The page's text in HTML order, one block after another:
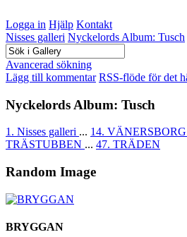
Logga in Hjälp Kontakt
Nisses galleri Nyckelords Album: Tusch
Avancerad sökning
Lägg till kommentar RSS-flöde för det
Nyckelords Album: Tusch
1. Nisses galleri ... 14. VÄNERSBORG
TRÄSTUBBEN ... 47. TRÄDEN
Random Image
BRYGGAN